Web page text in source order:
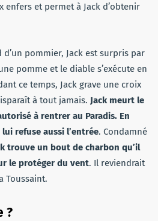
et permet à Jack d’obtenir
pommier, Jack est surpris par
pomme et le diable s’exécute en
ce temps, Jack grave une croix
à tout jamais. Jack meurt le
à rentrer au Paradis. En
refuse aussi l’entrée. Condamné
trouve un bout de charbon qu’il
le protéger du vent. Il reviendrait
Toussaint.
?